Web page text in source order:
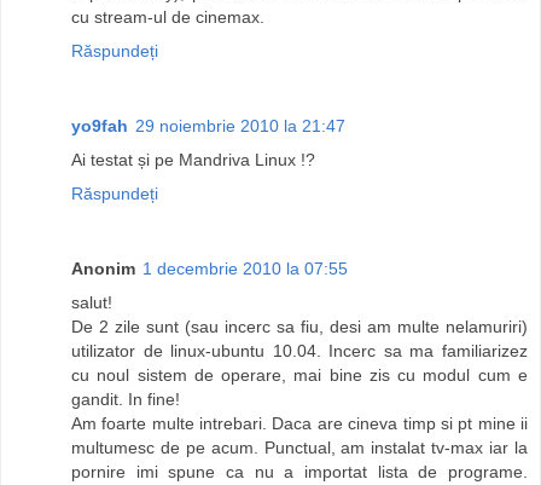
cu stream-ul de cinemax.
Răspundeți
yo9fah 29 noiembrie 2010 la 21:47
Ai testat și pe Mandriva Linux !?
Răspundeți
Anonim 1 decembrie 2010 la 07:55
salut!
De 2 zile sunt (sau incerc sa fiu, desi am multe nelamuriri)
utilizator de linux-ubuntu 10.04. Incerc sa ma familiarizez
cu noul sistem de operare, mai bine zis cu modul cum e
gandit. In fine!
Am foarte multe intrebari. Daca are cineva timp si pt mine ii
multumesc de pe acum. Punctual, am instalat tv-max iar la
pornire imi spune ca nu a importat lista de programe.